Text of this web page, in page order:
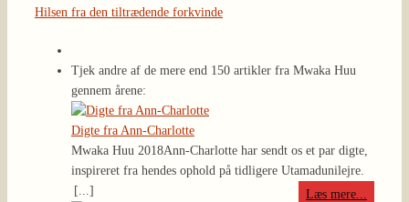
Hilsen fra den tiltrædende forkvinde
Tjek andre af de mere end 150 artikler fra Mwaka Huu
gennem årene:
Digte fra Ann-Charlotte
Mwaka Huu 2018Ann-Charlotte har sendt os et par digte,
inspireret fra hendes ophold på tidligere Utamadunilejre.
[...]
Læs mere...